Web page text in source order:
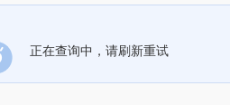
正在查询中，请刷新重试